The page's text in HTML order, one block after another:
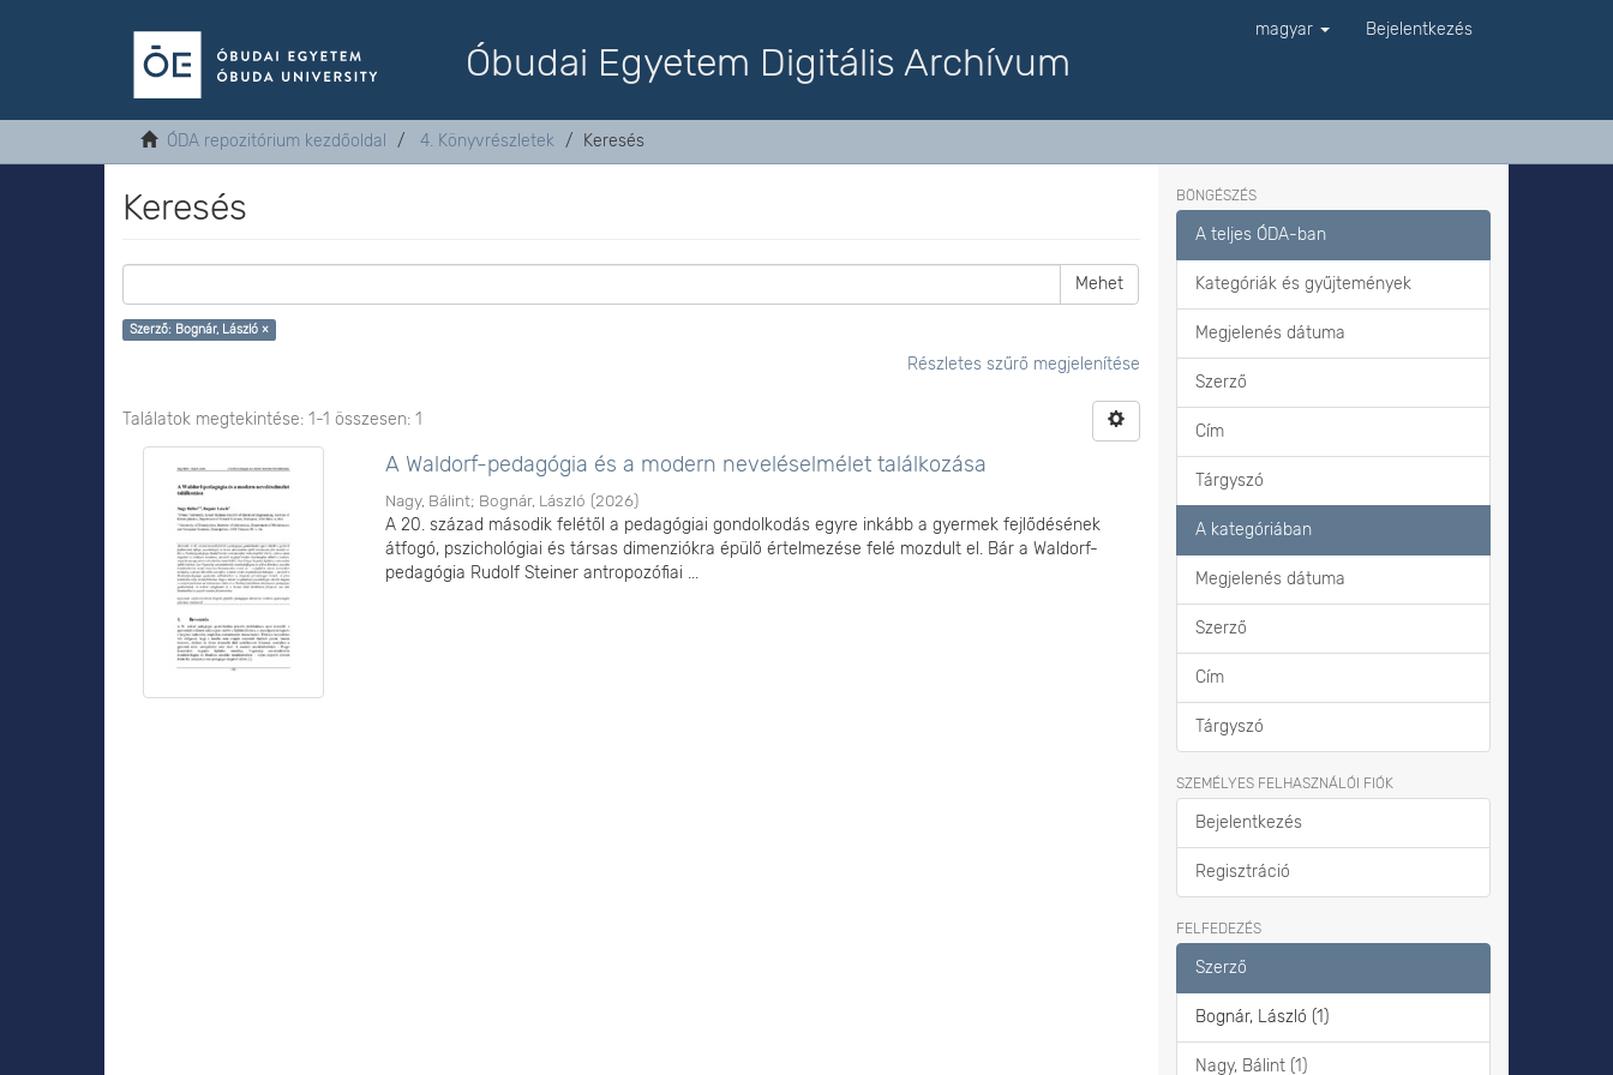
Óbudai Egyetem Digitális Archívum
magyar Bejelentkezés
ÓDA repozitórium kezdőoldal 4. Könyvrészletek Keresés
Keresés
Mehet
Szerző: Bognár, László ×
Részletes szűrő megjelenítése
Találatok megtekintése: 1-1 összesen: 1
A Waldorf-pedagógia és a modern neveléselmélet találkozása
Nagy, Bálint; Bognár, László (2026)
A 20. század második felétől a pedagógiai gondolkodás egyre inkább a gyermek fejlődésének
átfogó, pszichológiai és társas dimenziókra épülő értelmezése felé mozdult el. Bár a Waldorf-
pedagógia Rudolf Steiner antropozófiai ...
BÖNGÉSZÉS
A teljes ÓDA-ban
Kategóriák és gyűjtemények
Megjelenés dátuma
Szerző
Cím
Tárgyszó
A kategóriában
Megjelenés dátuma
Szerző
Cím
Tárgyszó
SZEMÉLYES FELHASZNÁLÓI FIÓK
Bejelentkezés
Regisztráció
FELFEDEZÉS
Szerző
Bognár, László (1)
Nagy, Bálint (1)